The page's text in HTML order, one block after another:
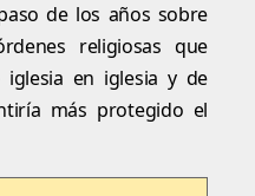
de los años sobre
religiosas que
en iglesia y de
más protegido el